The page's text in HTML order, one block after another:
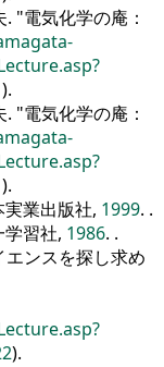
. 電気化学の庵：
).
. 電気化学の庵：
).
実業出版社, 1999. .
学習社, 1986. .
ンスを探し求め
).